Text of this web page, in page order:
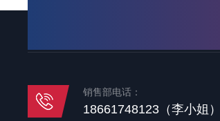
销售部电话：
18661748123（李小姐）